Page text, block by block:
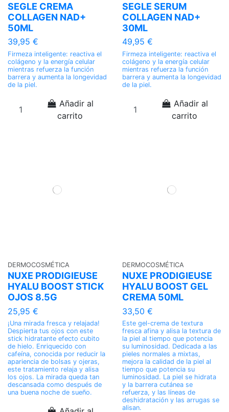
SEGLE CREMA
COLLAGEN NAD+
50ML
39,95 €
Firmeza inteligente: reactiva el
colágeno y la energía celular
mientras refuerza la función
barrera y aumenta la longevidad
de la piel.
Añadir al
carrito
SEGLE SERUM
COLLAGEN NAD+
30ML
49,95 €
Firmeza inteligente: reactiva el
colágeno y la energía celular
mientras refuerza la función
barrera y aumenta la longevidad
de la piel.
Añadir al
carrito
DERMOCOSMÉTICA
NUXE PRODIGIEUSE
HYALU BOOST STICK
OJOS 8.5G
25,95 €
¡Una mirada fresca y relajada!
Despierta tus ojos con este
stick hidratante efecto cubito
de hielo. Enriquecido con
cafeína, conocida por reducir la
apariencia de bolsas y ojeras,
este tratamiento relaja y alisa
los ojos. La mirada queda tan
descansada como después de
una buena noche de sueño.
DERMOCOSMÉTICA
NUXE PRODIGIEUSE
HYALU BOOST GEL
CREMA 50ML
33,50 €
Este gel-crema de textura
fresca afina y alisa la textura de
la piel al tiempo que potencia
su luminosidad. Dedicada a las
pieles normales a mixtas,
mejora la calidad de la piel al
tiempo que potencia su
luminosidad. La piel se hidrata
y la barrera cutánea se
refuerza, y las líneas de
deshidratación y las arrugas se
alisan.